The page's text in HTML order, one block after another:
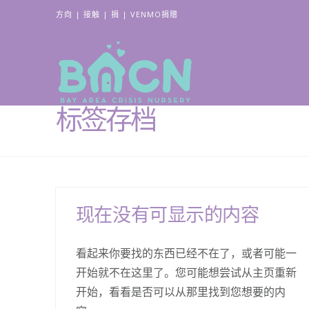
方向 | 接触 | 捐 | VENMO捐赠
标签存档
现在没有可显示的内容
看起来你要找的东西已经不在了，或者可能一
开始就不在这里了。您可能想尝试从主页重新
开始，看看是否可以从那里找到您想要的内